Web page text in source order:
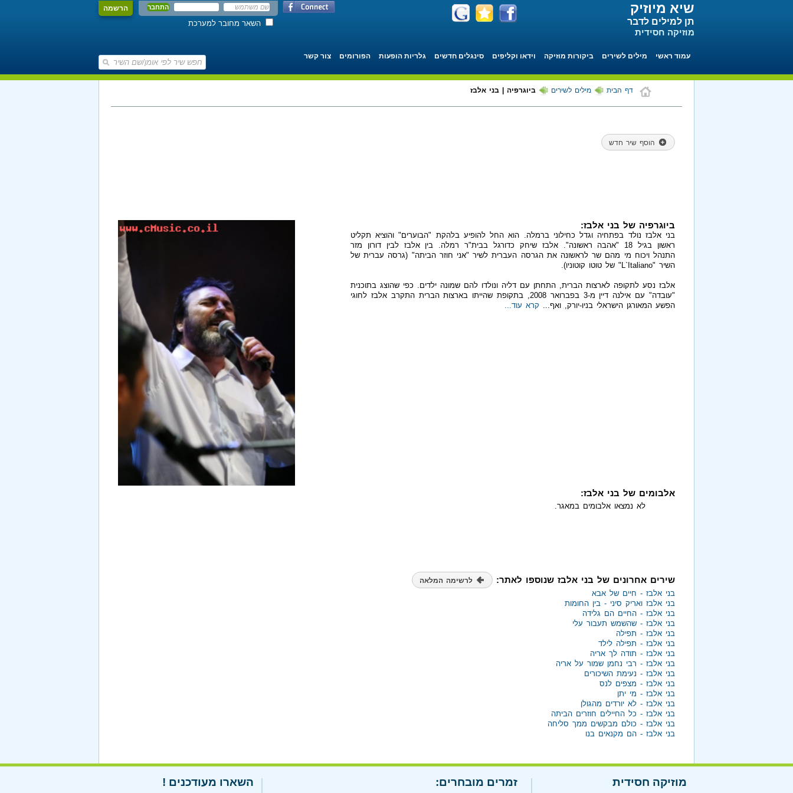
הרשמה
השאר מחובר למערכת
שיא מיוזיק
תן למילים לדבר
מוזיקה חסידית
עמוד ראשי מילים לשירים ביקורות מוזיקה וידאו וקליפים סינגלים חדשים גלריות הופעות הפורומים צור קשר
דף הבית מילים לשירים ביוגרפיה | בני אלבז
הוסף שיר חדש
ביוגרפיה של בני אלבז:
בני אלבז נולד בפתחיה וגדל כחילוני ברמלה. הוא החל להופיע בלהקת "הבוערים" והוציא תקליט
ראשון בגיל 18 "אהבה ראשונה". אלבז שיחק כדורגל בבית"ר רמלה. בין אלבז לבין דורון מזר
התנהל ויכוח מי מהם שר לראשונה את הגרסה העברית לשיר "אני חוזר הביתה" (גרסה עברית של
השיר "L`Italiano" של טוטו קוטוניו).
אלבז נסע לתקופה לארצות הברית, התחתן עם דליה ונולדו להם שמונה ילדים. כפי שהוצג בתוכנית
"עובדה" עם אילנה דיין מ-3 בפברואר 2008, בתקופת שהייתו בארצות הברית התקרב אלבז לחוגי
הפשע המאורגן הישראלי בניו-יורק, ואף... קרא עוד...
אלבומים של בני אלבז:
לא נמצאו אלבומים במאגר.
שירים אחרונים של בני אלבז שנוספו לאתר: לרשימה המלאה
בני אלבז - חיים של אבא
בני אלבז ואריק סיני - בין החומות
בני אלבז - החיים הם גלידה
בני אלבז - שהשמש תעבור עלי
בני אלבז - תפילה
בני אלבז - תפילה לילד
בני אלבז - תודה לך אריה
בני אלבז - רבי נחמן שמור על אריה
בני אלבז - נעימת השיכורים
בני אלבז - מצפים לנס
בני אלבז - מי יתן
בני אלבז - לא יורדים מהגולן
בני אלבז - כל החיילים חוזרים הביתה
בני אלבז - כולם מבקשים ממך סליחה
בני אלבז - הם מקנאים בנו
מוזיקה חסידית זמרים מובחרים: השארו מעודכנים !